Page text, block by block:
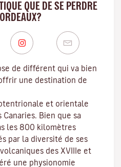
QUE DE SE PERDRE
de différent qui va bien
une destination de
et orientale
Canaries. Bien que sa
les 800 kilomètres
par la diversité de ses
des XVIIIe et
une physionomie